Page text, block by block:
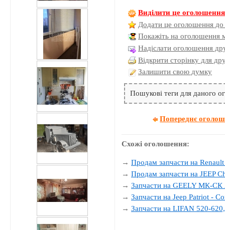
Виділити це оголошення
Додати це оголошення до
Покажіть на оголошення
Надіслати оголошення
Відкрити сторінку для
Залишити свою думку
Пошукові теги для даного
Попереднє
Схожі оголошення:
→Продам запчасти на
→Продам запчасти на JEEP
→Запчасти на GEELY МК-СК
→Запчасти на Jeep Patriot -
→Запчасти на LIFAN 520-